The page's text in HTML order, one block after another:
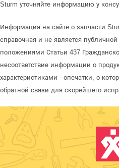
Sturm уточняйте информацию у
Информация на сайте о запчасти
справочная и не является
положениями Статьи 437
несоответствие информации о
характеристиками - опечатки, о
обратной связи для скорейшего